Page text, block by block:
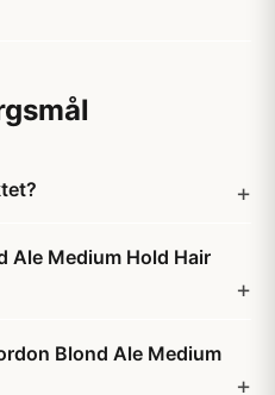
Ale Medium Hold Hair
Blond Ale Medium